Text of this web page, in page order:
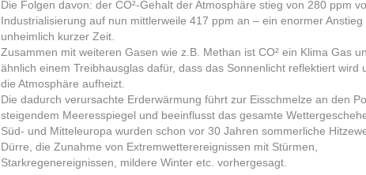
Die Folgen davon: der CO²-Gehalt der Atmosphäre stieg von 280 ppm
Industrialisierung auf nun mittlerweile 417 ppm an – ein enormer Anstieg
unheimlich kurzer Zeit.
Zusammen mit weiteren Gasen wie z.B. Methan ist CO² ein Klima Gas
ähnlich einem Treibhausglas dafür, dass das Sonnenlicht reflektiert wird
die Atmosphäre aufheizt.
Die dadurch verursachte Erderwärmung führt zur Eisschmelze an den
steigendem Meeresspiegel und beeinflusst das gesamte
Süd- und Mitteleuropa wurden schon vor 30 Jahren sommerliche
Dürre, die Zunahme von Extremwetterereignissen mit Stürmen,
Starkregenereignissen, mildere Winter etc. vorhergesagt.